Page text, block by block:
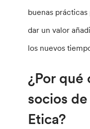
buenas
dar un valor
los nuevos
¿Por qué
socios
Etica?